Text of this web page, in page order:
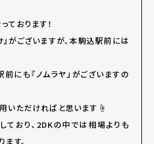
ております！
がございますが、本駒込駅前には
にも『ノムラヤ』がございますの
いただければと思います☝
ており、2DKの中では相場よりも
す。